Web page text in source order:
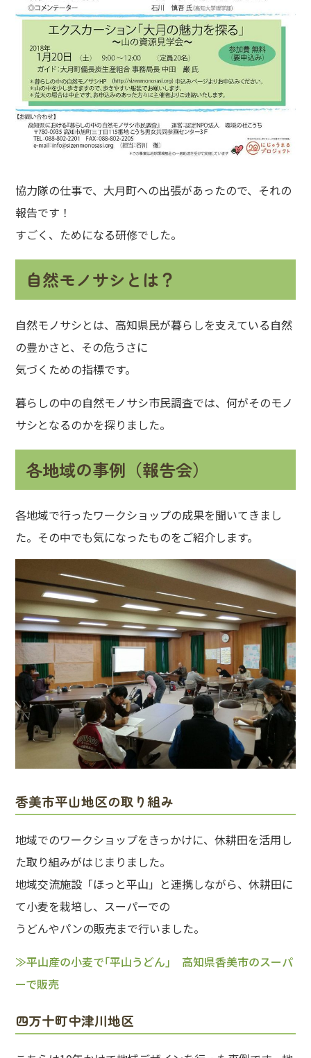
協力隊の仕事で、大月町への出張があったので、それの
報告です！
すごく、ためになる研修でした。
自然モノサシとは？
自然モノサシとは、高知県民が暮らしを支えている自然
の豊かさと、その危うさに
気づくための指標です。
暮らしの中の自然モノサシ市民調査では、何がそのモノ
サシとなるのかを探りました。
各地域の事例（報告会）
各地域で行ったワークショップの成果を聞いてきまし
た。その中でも気になったものをご紹介します。
香美市平山地区の取り組み
地域でのワークショップをきっかけに、休耕田を活用し
た取り組みがはじまりました。
地域交流施設「ほっと平山」と連携しながら、休耕田に
て小麦を栽培し、スーパーでの
うどんやパンの販売まで行いました。
≫平山産の小麦で｢平山うどん｣ 高知県香美市のスーパ
ーで販売
四万十町中津川地区